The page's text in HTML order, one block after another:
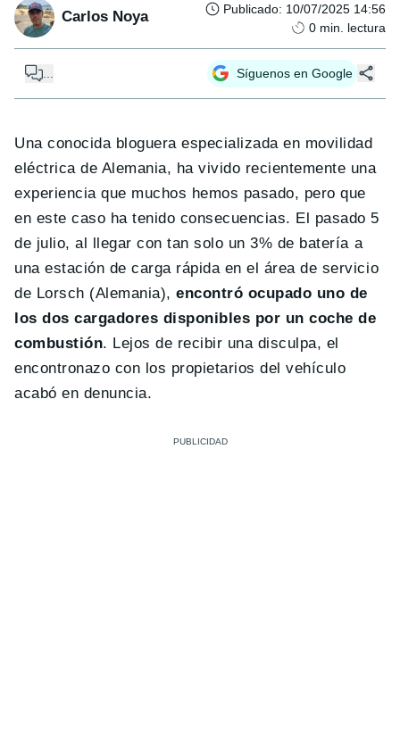
Carlos Noya Publicado: 10/07/2025 14:56
0 min. lectura
Síguenos en Google
Una conocida bloguera especializada en movilidad
eléctrica de Alemania, ha vivido recientemente una
experiencia que muchos hemos pasado, pero que
en este caso ha tenido consecuencias. El pasado 5
de julio, al llegar con tan solo un 3% de batería a
una estación de carga rápida en el área de servicio
de Lorsch (Alemania), encontró ocupado uno de
los dos cargadores disponibles por un coche de
combustión. Lejos de recibir una disculpa, el
encontronazo con los propietarios del vehículo
acabó en denuncia.